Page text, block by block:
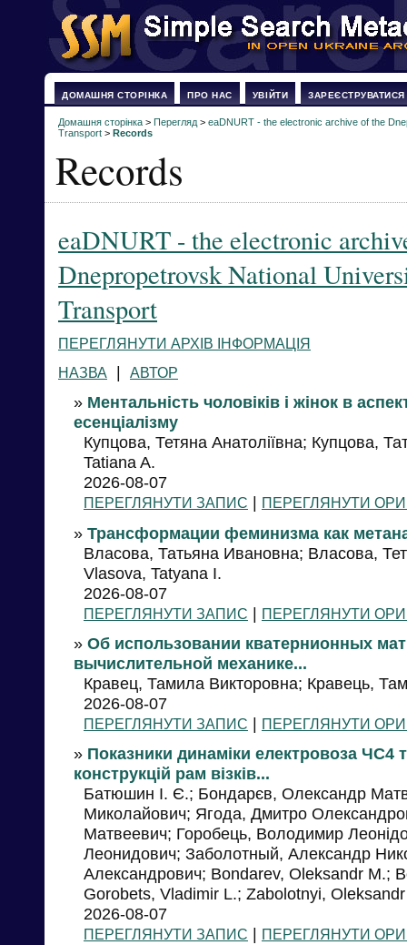
ДОМАШНЯ СТОРІНКА ПРО НАС УВІЙТИ ЗАРЕЄСТРУВАТИСЯ
Домашня сторінка > Перегляд > eaDNURT - the electronic archive of the
Transport > Records
Records
eaDNURT - the electronic
Dnepropetrovsk National
Transport
ПЕРЕГЛЯНУТИ АРХІВ ІНФОРМАЦІЯ
НАЗВА
| АВТОР
» Ментальність чоловіків і жінок в
есенціалізму
Купцова, Тетяна Анатоліївна; Купцова,
Tatiana A.
2026-08-07
ПЕРЕГЛЯНУТИ ЗАПИС | ПЕРЕГЛЯНУТИ
» Трансформации феминизма как
Власова, Татьяна Ивановна; Власова,
Vlasova, Tatyana І.
2026-08-07
ПЕРЕГЛЯНУТИ ЗАПИС | ПЕРЕГЛЯНУТИ
» Об использовании кватернионных
вычислительной механике...
Кравец, Тамила Викторовна; Кравець,
2026-08-07
ПЕРЕГЛЯНУТИ ЗАПИС | ПЕРЕГЛЯНУТИ
» Показники динаміки електровоза ЧС4
конструкцій рам візків...
Батюшин І. Є.; Бондарєв, Олександр
Миколайович; Ягода, Дмитро
Матвеевич; Горобець, Володимир
Леонидович; Заболотный, Александр
Александрович; Bondarev, Oleksandr M.;
Gorobets, Vladimir L.; Zabolotnyi,
2026-08-07
ПЕРЕГЛЯНУТИ ЗАПИС | ПЕРЕГЛЯНУТИ